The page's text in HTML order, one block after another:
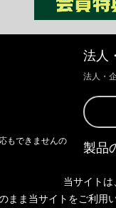
法人
法人・
製品
きまし
以下よ
もできませんの
当サイトは
まま当サイトをご利用